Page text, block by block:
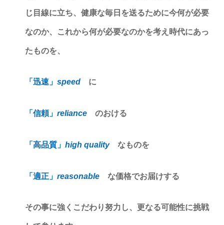
じ目線に立ち、健康な毎日を送るために今何が必要
なのか、これから何が必要なのかを考え時代にあっ
たものを、
「迅速」 speed に
「信頼」 reliance のおける
「高品質」 high qualityなものを
「適正」 reasonable な価格でお届けする
その事に強くこだわり努力し、更なる可能性に挑戦